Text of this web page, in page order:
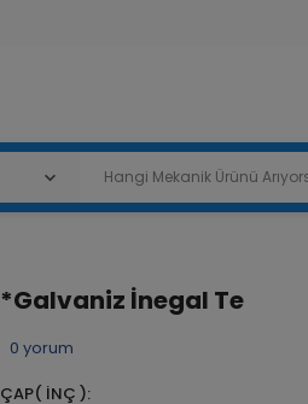
*Galvaniz İnegal Te
0 yorum
ÇAP( İNÇ )